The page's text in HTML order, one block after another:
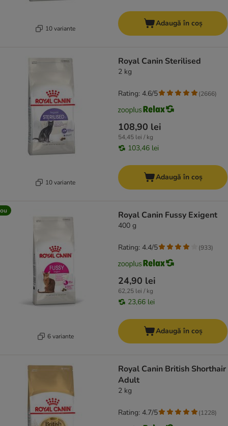
10 variante
Adaugă în coș
10 variante
Royal Canin Sterilised
2 kg
108,90 lei
54,45 lei / kg
103,46 lei
Rating: 4.6/5 (2666)
Adaugă în coș
6 variante
Royal Canin Fussy Exigent
400 g
24,90 lei
62,25 lei / kg
23,66 lei
Rating: 4.4/5 (933)
Adaugă în coș
Royal Canin British Shorthair
Adult
2 kg
Rating: 4.7/5 (1228)